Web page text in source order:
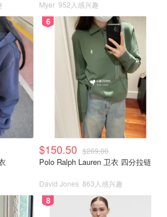
Myer 952人感兴趣
衣
6
$150.50 $269.00
Polo Ralph Lauren 卫衣 四分拉链
David Jones 863人感兴趣
8